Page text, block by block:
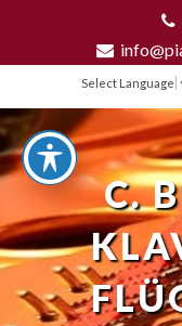
Select Language
C.